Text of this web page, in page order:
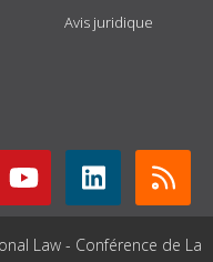
Avis juridique
Law - Conférence de La